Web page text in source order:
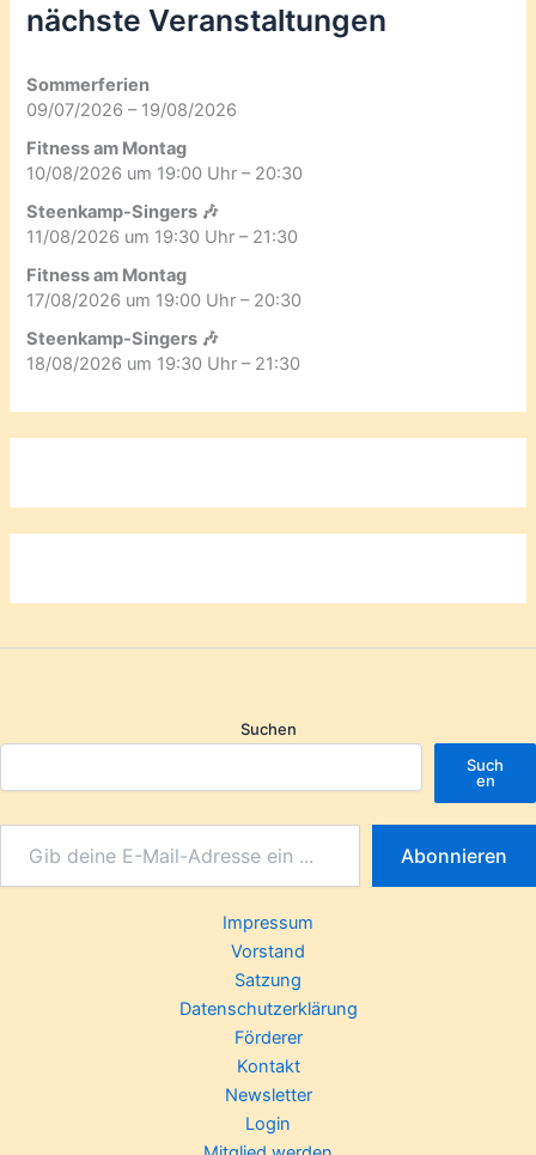
nächste Veranstaltungen
Sommerferien
09/07/2026 – 19/08/2026
Fitness am Montag
10/08/2026 um 19:00 Uhr – 20:30
Steenkamp-Singers 🎶
11/08/2026 um 19:30 Uhr – 21:30
Fitness am Montag
17/08/2026 um 19:00 Uhr – 20:30
Steenkamp-Singers 🎶
18/08/2026 um 19:30 Uhr – 21:30
Suchen
Such
en
Abonnieren
Impressum
Vorstand
Satzung
Datenschutzerklärung
Förderer
Kontakt
Newsletter
Login